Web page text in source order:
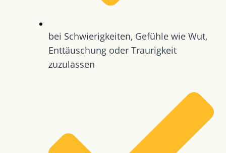
bei Schwierigkeiten, Gefühle wie Wut,
Enttäuschung oder Traurigkeit
zuzulassen